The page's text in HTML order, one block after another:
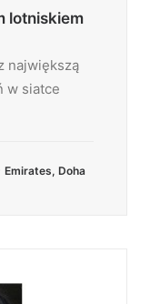
lotniskiem
największą
w siatce
Emirates, Doha